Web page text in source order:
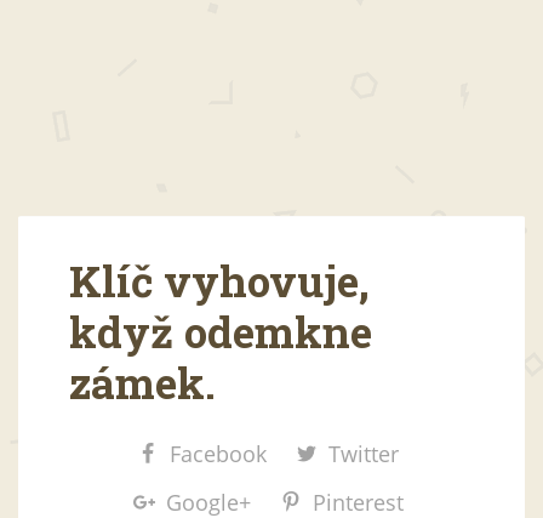
Klíč vyhovuje,
když odemkne
zámek.
Facebook
Twitter
Google+
Pinterest